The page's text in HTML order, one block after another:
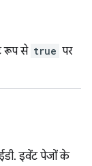
रूप से true पर
इवेंट पेजों के